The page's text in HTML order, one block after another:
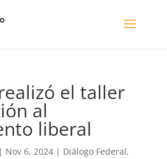
el taller
al
liberal
Nov 6, 2024| Diálogo Federal,